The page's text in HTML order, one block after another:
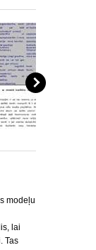
modeļu
lai
Tas